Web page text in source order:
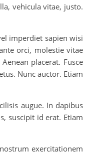
vehicula vitae, justo.
imperdiet sapien wisi
orci, molestie vitae
placerat. Fusce
Nunc auctor. Etiam
augue. In dapibus
suscipit id erat. Etiam
exercitationem